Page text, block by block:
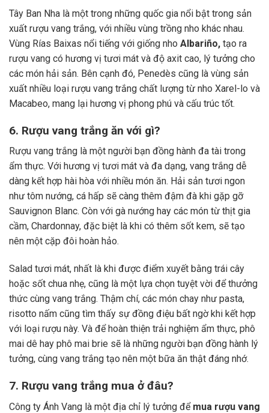
Tây Ban Nha là một trong những quốc gia nổi bật trong sản
xuất rượu vang trắng, với nhiều vùng trồng nho khác nhau.
Vùng Rías Baixas nổi tiếng với giống nho Albariño, tạo ra
rượu vang có hương vị tươi mát và độ axit cao, lý tưởng cho
các món hải sản. Bên cạnh đó, Penedès cũng là vùng sản
xuất nhiều loại rượu vang trắng chất lượng từ nho Xarel-lo và
Macabeo, mang lại hương vị phong phú và cấu trúc tốt.
6. Rượu vang trắng ăn với gì?
Rượu vang trắng là một người bạn đồng hành đa tài trong
ẩm thực. Với hương vị tươi mát và đa dạng, vang trắng dễ
dàng kết hợp hài hòa với nhiều món ăn. Hải sản tươi ngon
như tôm nướng, cá hấp sẽ càng thêm đậm đà khi gặp gỡ
Sauvignon Blanc. Còn với gà nướng hay các món từ thịt gia
cầm, Chardonnay, đặc biệt là khi có thêm sốt kem, sẽ tạo
nên một cặp đôi hoàn hảo.
Salad tươi mát, nhất là khi được điểm xuyết bằng trái cây
hoặc sốt chua nhẹ, cũng là một lựa chọn tuyệt vời để thưởng
thức cùng vang trắng. Thậm chí, các món chay như pasta,
risotto nấm cũng tìm thấy sự đồng điệu bất ngờ khi kết hợp
với loại rượu này. Và để hoàn thiện trải nghiệm ẩm thực, phô
mai dê hay phô mai brie sẽ là những người bạn đồng hành lý
tưởng, cùng vang trắng tạo nên một bữa ăn thật đáng nhớ.
7. Rượu vang trắng mua ở đâu?
Công ty Ánh Vang là một địa chỉ lý tưởng để mua rượu vang